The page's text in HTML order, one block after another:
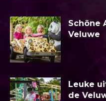
Schöne
Veluwe
Leuke
de